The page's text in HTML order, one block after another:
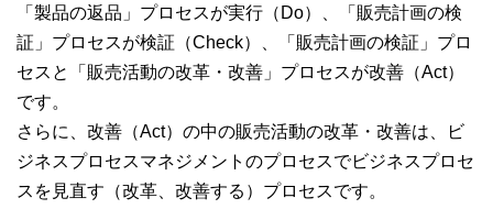
「製品の返品」プロセスが実行（Do）、「販売計画の検
証」プロセスが検証（Check）、「販売計画の検証」プロ
セスと「販売活動の改革・改善」プロセスが改善（Act）
です。
さらに、改善（Act）の中の販売活動の改革・改善は、ビ
ジネスプロセスマネジメントのプロセスでビジネスプロセ
スを見直す（改革、改善する）プロセスです。